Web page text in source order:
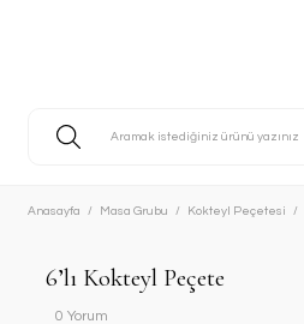
Anasayfa Masa Grubu Kokteyl Peçetesi
6’lı Kokteyl Peçete
0 Yorum